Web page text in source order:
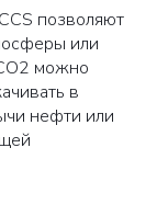
позволяют
или
можно
в
нефти или